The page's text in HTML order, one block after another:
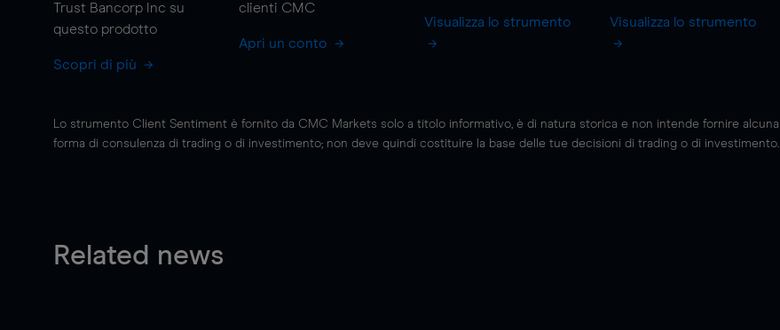
Trust Bancorp Inc su
questo prodotto
Scopri di più
clienti CMC
Apri un conto
Visualizza lo strumento Visualizza lo strumento
Lo strumento Client Sentiment è fornito da CMC Markets solo a titolo informativo, è di natura storica e non intende fornire alcuna
forma di consulenza di trading o di investimento; non deve quindi costituire la base delle tue decisioni di trading o di investimento.
Related news